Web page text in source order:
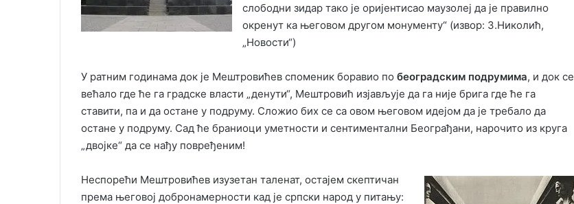
слободни зидар тако је оријентисао маузолеј да је правилно
окренут ка његовом другом монументу“ (извор: З.Николић,
„Новости“)
У ратним годинама док је Мештровићев споменик боравио по београдским подрумима, и док се
већало где ће га градске власти „денути“, Мештровић изјављује да га није брига где ће га
ставити, па и да остане у подруму. Сложио бих се са овом његовом идејом да је требало да
остане у подруму. Сад ће браниоци уметности и сентиментални Београђани, нарочито из круга
„двојке“ да се нађу повређеним!
Неспорећи Мештровићев изузетан таленат, остајем скептичан
према његовој добронамерности кад је српски народ у питању: